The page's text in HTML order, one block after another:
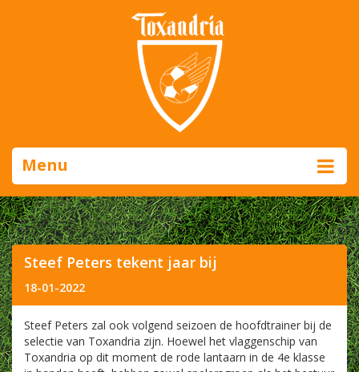
Menu
Steef Peters tekent jaar bij
18-01-2022
Steef Peters zal ook volgend seizoen de hoofdtrainer bij de
selectie van Toxandria zijn. Hoewel het vlaggenschip van
Toxandria op dit moment de rode lantaarn in de 4e klasse